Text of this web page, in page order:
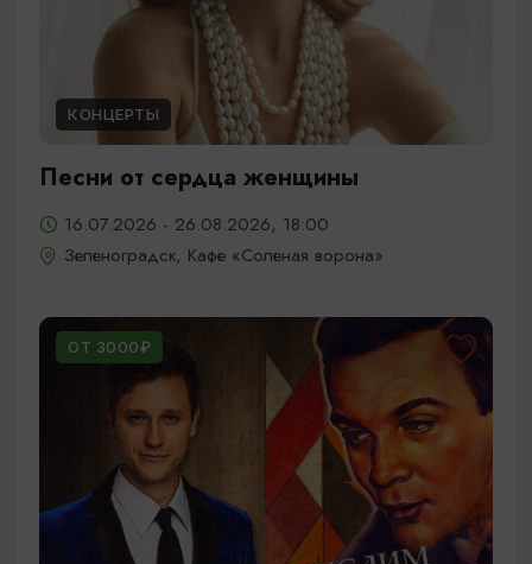
КОНЦЕРТЫ
Песни от сердца женщины
16.07.2026 - 26.08.2026, 18:00
Зеленоградск, Кафе «Соленая ворона»
ОТ 3000₽